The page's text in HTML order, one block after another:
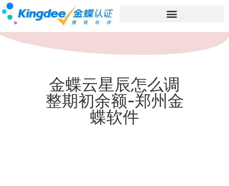
金蝶云星辰怎么调
整期初余额-郑州金
蝶软件